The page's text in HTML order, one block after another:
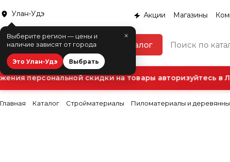
Улан-Удэ
×
Выберите регион — цены и
наличие зависят от города
Это Улан-Удэ Выбрать
Акции Магазины
Каталог
персональной скидки на товары авторизуйтесь в
Главная Каталог Стройматериалы Пиломатериалы и